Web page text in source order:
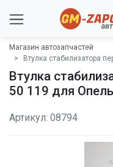
Магазин автозапчастей
Втулка стабилизатора
Втулка
50 119 для
Артикул: 08794